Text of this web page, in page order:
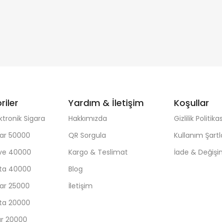
Sigara
50000
40000
40000
25000
20000
20000
Yardım & İletişim
Hakkımızda
QR Sorgula
Kargo & Teslimat
Blog
İletişim
Koşullar
Gizlilik
Kullanım
İade &